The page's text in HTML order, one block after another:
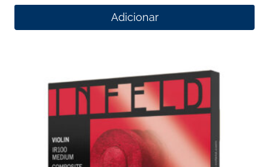
Adicionar